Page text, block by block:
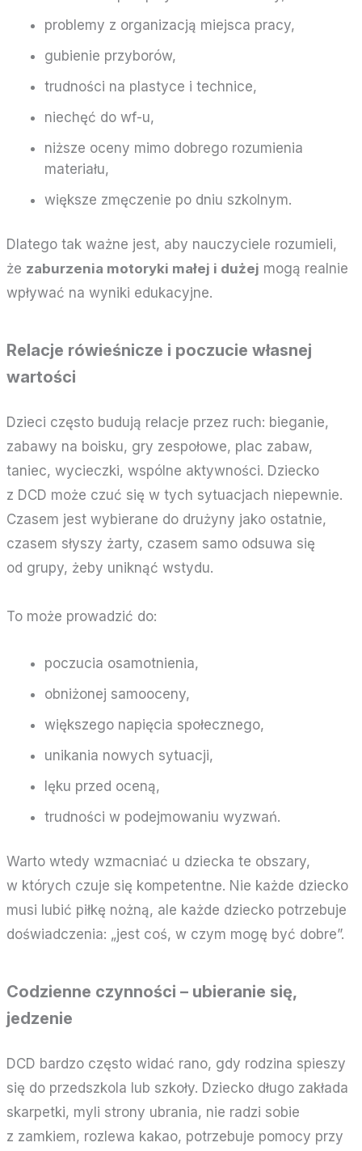
problemy z organizacją miejsca pracy,
gubienie przyborów,
trudności na plastyce i technice,
niechęć do wf-u,
niższe oceny mimo dobrego rozumienia
materiału,
większe zmęczenie po dniu szkolnym.
Dlatego tak ważne jest, aby nauczyciele rozumieli,
że zaburzenia motoryki małej i dużej mogą realnie
wpływać na wyniki edukacyjne.
Relacje rówieśnicze i poczucie własnej
wartości
Dzieci często budują relacje przez ruch: bieganie,
zabawy na boisku, gry zespołowe, plac zabaw,
taniec, wycieczki, wspólne aktywności. Dziecko
z DCD może czuć się w tych sytuacjach niepewnie.
Czasem jest wybierane do drużyny jako ostatnie,
czasem słyszy żarty, czasem samo odsuwa się
od grupy, żeby uniknąć wstydu.
To może prowadzić do:
poczucia osamotnienia,
obniżonej samooceny,
większego napięcia społecznego,
unikania nowych sytuacji,
lęku przed oceną,
trudności w podejmowaniu wyzwań.
Warto wtedy wzmacniać u dziecka te obszary,
w których czuje się kompetentne. Nie każde dziecko
musi lubić piłkę nożną, ale każde dziecko potrzebuje
doświadczenia: „jest coś, w czym mogę być dobre”.
Codzienne czynności – ubieranie się,
jedzenie
DCD bardzo często widać rano, gdy rodzina spieszy
się do przedszkola lub szkoły. Dziecko długo zakłada
skarpetki, myli strony ubrania, nie radzi sobie
z zamkiem, rozlewa kakao, potrzebuje pomocy przy